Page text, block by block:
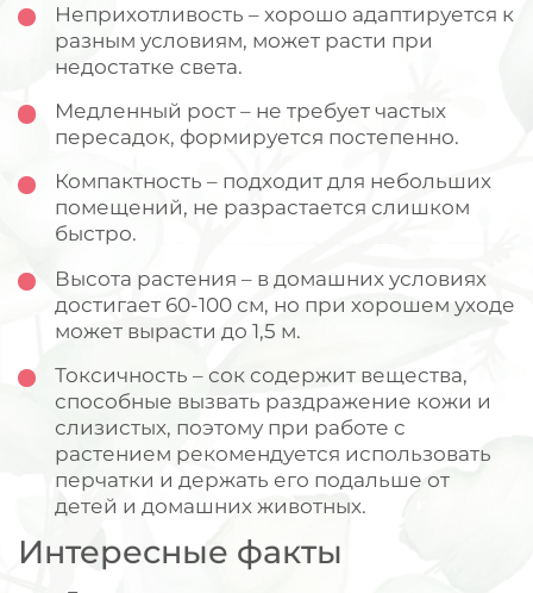
Неприхотливость – хорошо адаптируется к
разным условиям, может расти при
недостатке света.
Медленный рост – не требует частых
пересадок, формируется постепенно.
Компактность – подходит для небольших
помещений, не разрастается слишком
быстро.
Высота растения – в домашних условиях
достигает 60-100 см, но при хорошем уходе
может вырасти до 1,5 м.
Токсичность – сок содержит вещества,
способные вызвать раздражение кожи и
слизистых, поэтому при работе с
растением рекомендуется использовать
перчатки и держать его подальше от
детей и домашних животных.
Интересные факты